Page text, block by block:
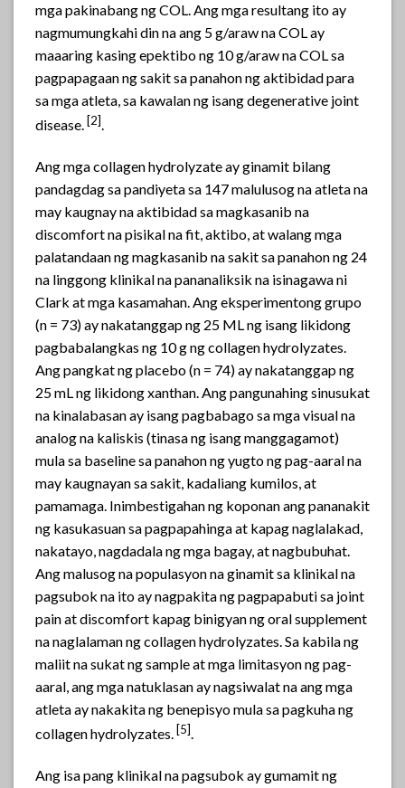
mga pakinabang ng COL. Ang mga resultang ito ay
nagmumungkahi din na ang 5 g/araw na COL ay
maaaring kasing epektibo ng 10 g/araw na COL sa
pagpapagaan ng sakit sa panahon ng aktibidad para
sa mga atleta, sa kawalan ng isang degenerative joint
disease. [2].
Ang mga collagen hydrolyzate ay ginamit bilang
pandagdag sa pandiyeta sa 147 malulusog na atleta na
may kaugnay na aktibidad sa magkasanib na
discomfort na pisikal na fit, aktibo, at walang mga
palatandaan ng magkasanib na sakit sa panahon ng 24
na linggong klinikal na pananaliksik na isinagawa ni
Clark at mga kasamahan. Ang eksperimentong grupo
(n = 73) ay nakatanggap ng 25 ML ng isang likidong
pagbabalangkas ng 10 g ng collagen hydrolyzates.
Ang pangkat ng placebo (n = 74) ay nakatanggap ng
25 mL ng likidong xanthan. Ang pangunahing sinusukat
na kinalabasan ay isang pagbabago sa mga visual na
analog na kaliskis (tinasa ng isang manggagamot)
mula sa baseline sa panahon ng yugto ng pag-aaral na
may kaugnayan sa sakit, kadaliang kumilos, at
pamamaga. Inimbestigahan ng koponan ang pananakit
ng kasukasuan sa pagpapahinga at kapag naglalakad,
nakatayo, nagdadala ng mga bagay, at nagbubuhat.
Ang malusog na populasyon na ginamit sa klinikal na
pagsubok na ito ay nagpakita ng pagpapabuti sa joint
pain at discomfort kapag binigyan ng oral supplement
na naglalaman ng collagen hydrolyzates. Sa kabila ng
maliit na sukat ng sample at mga limitasyon ng pag-
aaral, ang mga natuklasan ay nagsiwalat na ang mga
atleta ay nakakita ng benepisyo mula sa pagkuha ng
collagen hydrolyzates. [5].
Ang isa pang klinikal na pagsubok ay gumamit ng